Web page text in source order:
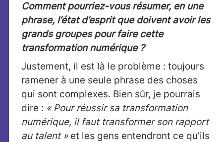
Comment pourriez-vous résumer, en une
phrase, l’état d’esprit que doivent avoir les
grands groupes pour faire cette
transformation numérique ?
Justement, il est là le problème : toujours
ramener à une seule phrase des choses
qui sont complexes. Bien sûr, je pourrais
dire : « Pour réussir sa transformation
numérique, il faut transformer son rapport
au talent »et les gens entendront ce qu’ils